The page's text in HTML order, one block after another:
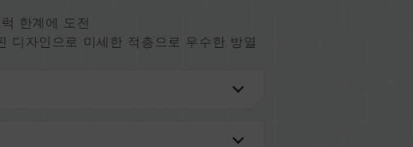
한계에 도전
디자인으로 미세한 적층으로 우수한 방열
이고 효율적인 전력 운용